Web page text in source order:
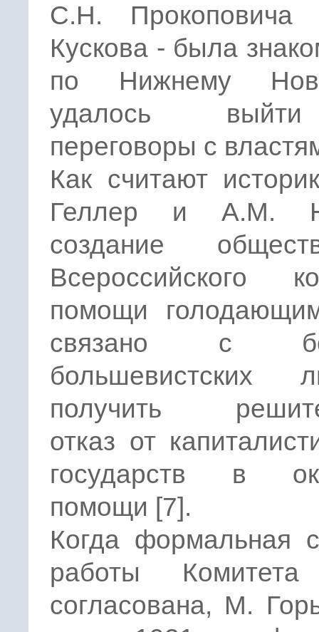
С.Н.
Кускова - была
по Нижнему
удалось
переговоры с
Как считают
Геллер и A.M.
создание
Всероссийского
помощи
связано с
большевистских
получить
отказ от
государств в
помощи [7].
Когда формальная
работы
согласована, М.